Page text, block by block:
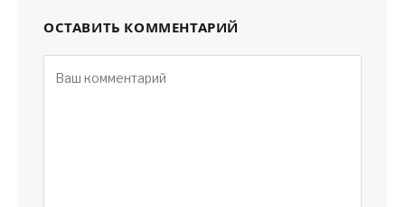
ОСТАВИТЬ КОММЕНТАРИЙ